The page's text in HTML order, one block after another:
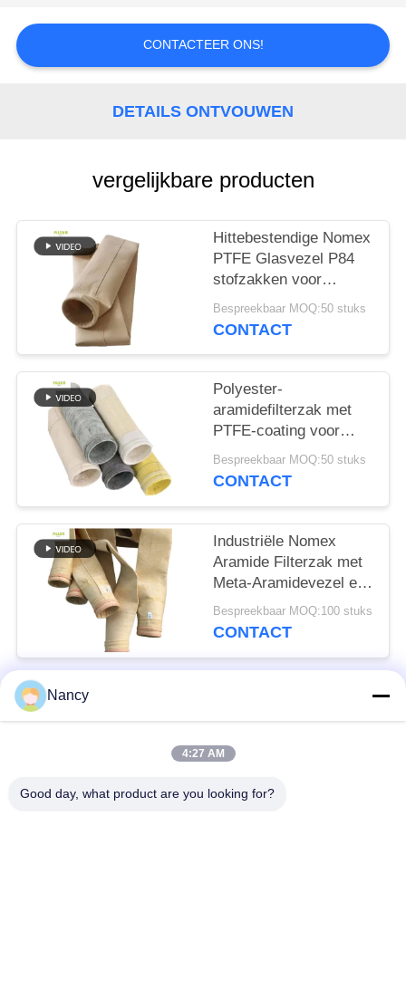
SITEMAP
PRIVACYBELEID
CONTACTEER ONS!
DETAILS ONTVOUWEN
vergelijkbare producten
Hittebestendige Nomex
PTFE Glasvezel P84
stofzakken voor
industriële ketels
Bespreekbaar MOQ:50 stuks
CONTACT
Polyester-
aramidefilterzak met
PTFE-coating voor
industriële
verbrandingstoepassingen
Bespreekbaar MOQ:50 stuks
CONTACT
Industriële Nomex
Aramide Filterzak met
Meta-Aramidevezel en
Afschroeibehandeling
voor Verbeterde
Bespreekbaar MOQ:100 stuks
CONTACT
populaire categorieën
Nancy
4:27 AM
Good day, what product are you looking for?